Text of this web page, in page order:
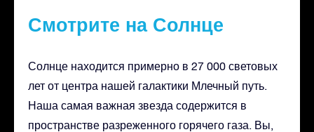
Смотрите на Солнце
Солнце находится примерно в 27 000 световых
лет от центра нашей галактики Млечный путь.
Наша самая важная звезда содержится в
пространстве разреженного горячего газа. Вы,